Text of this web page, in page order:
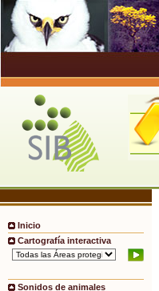
Inicio
Cartografía interactiva
Sonidos de animales